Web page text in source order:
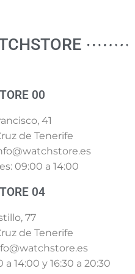
00
41
de Tenerife
09:00 a 14:00
04
77
de Tenerife
14:00 y 16:30 a 20:30